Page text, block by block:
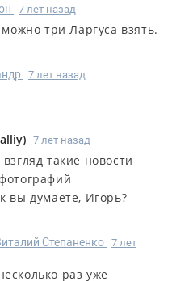
7 лет назад
три Ларгуса взять.
7 лет назад
) 7 лет назад
такие новости
вы думаете, Игорь?
Степаненко
7 лет
раз уже